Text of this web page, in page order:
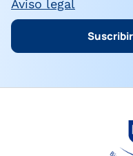
Aviso legal